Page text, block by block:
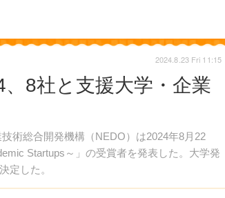
8社と支援大学・企業
術総合開発機構（NEDO）は2024年8月22
Startups～」の受賞者を発表した。大学発
定した。
2024.8.23 Fri 11:15